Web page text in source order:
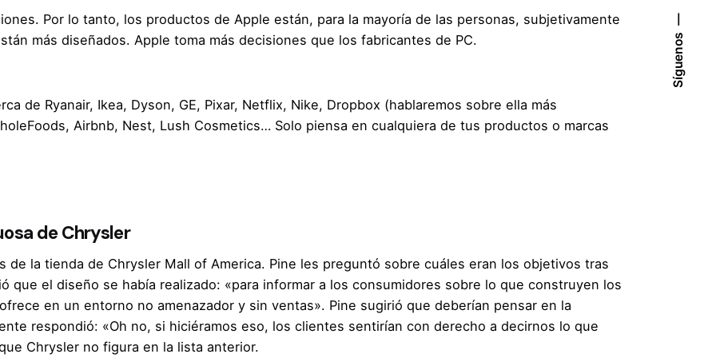
Síguenos
Por lo tanto, los productos de Apple están, para la mayoría de las personas, subjetivamente
más diseñados. Apple toma más decisiones que los fabricantes de PC.
de Ryanair, Ikea, Dyson, GE, Pixar, Netflix, Nike, Dropbox (hablaremos sobre ella más
Airbnb, Nest, Lush Cosmetics… Solo piensa en cualquiera de tus productos o marcas
de Chrysler
de la tienda de Chrysler Mall of America. Pine les preguntó sobre cuáles eran los objetivos tras
que el diseño se había realizado: «para informar a los consumidores sobre lo que construyen los
en un entorno no amenazador y sin ventas». Pine sugirió que deberían pensar en la
respondió: «Oh no, si hiciéramos eso, los clientes sentirían con derecho a decirnos lo que
Chrysler no figura en la lista anterior.